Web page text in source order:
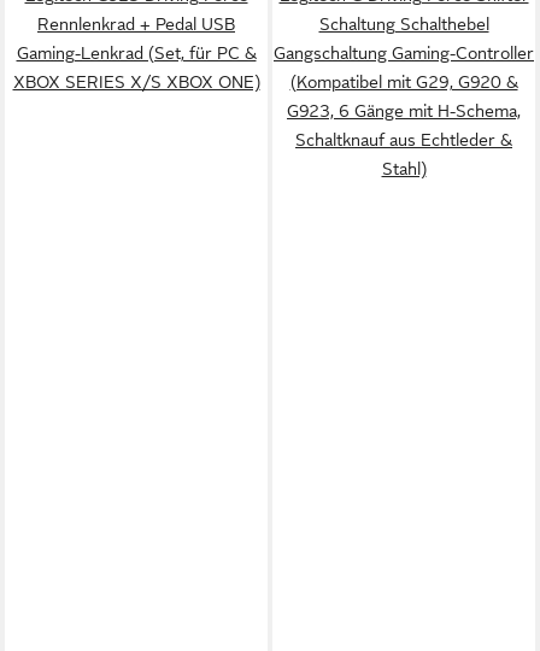
Rennlenkrad + Pedal USB
Gaming-Lenkrad (Set, für PC &
XBOX SERIES X/S XBOX ONE)
Schaltung Schalthebel
Gangschaltung Gaming-Controller
(Kompatibel mit G29, G920 &
G923, 6 Gänge mit H-Schema,
Schaltknauf aus Echtleder &
Stahl)